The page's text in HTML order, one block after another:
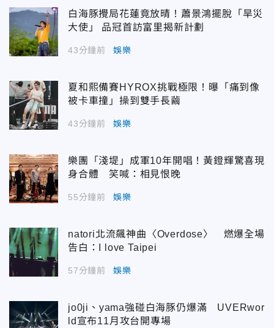
白海豚攪局花蓮竟放晴！蕭景鴻擺脫「旱災
大使」 品冠首訪富里揭新計劃
43分鐘前 娛樂
夏和熙備賽HYROX挑戰極限！曝「痛到像
被卡車撞」操到雙手長繭
43分鐘前 娛樂
樂團「淺堤」成軍10年開唱！黃鐙輝驚喜現
身合體 笑喊：相見恨晚
55分鐘前 娛樂
natori北流飆神曲〈Overdose〉 燃爆全場
告白：I love Taipei
57分鐘前 娛樂
jo0ji、yama強碰白海豚仍爆滿 UVERwor
ld宣布11月攻台開專場